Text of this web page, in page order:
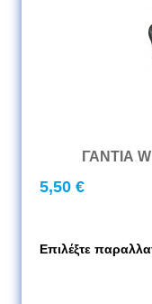
ΓΑΝΤΙΑ
5,50 €
Επιλέξτε